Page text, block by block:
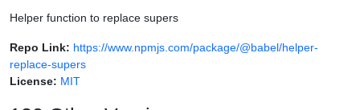
Helper function to replace supers
Repo Link: https://www.npmjs.com/package/@babel/helper-
replace-supers
License: MIT